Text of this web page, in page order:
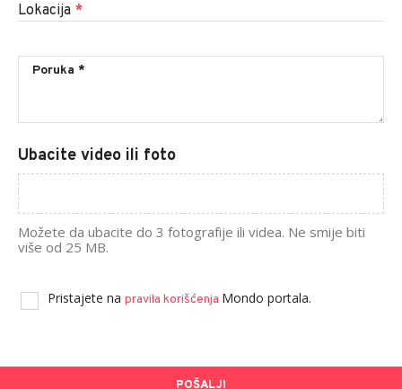
Lokacija *
Ubacite video ili foto
Možete da ubacite do 3 fotografije ili videa. Ne smije biti
više od 25 MB.
Pristajete na pravila korišćenja Mondo portala.
POŠALJI